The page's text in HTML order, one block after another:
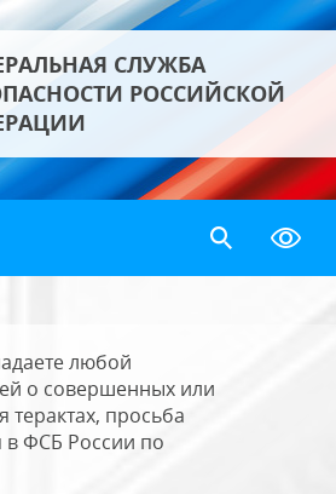
СЛУЖБА
РОССИЙСКОЙ
любой
о совершенных или
терактах, просьба
в ФСБ России по